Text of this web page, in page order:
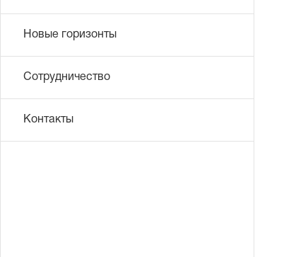
Новые горизонты
Сотрудничество
Контакты